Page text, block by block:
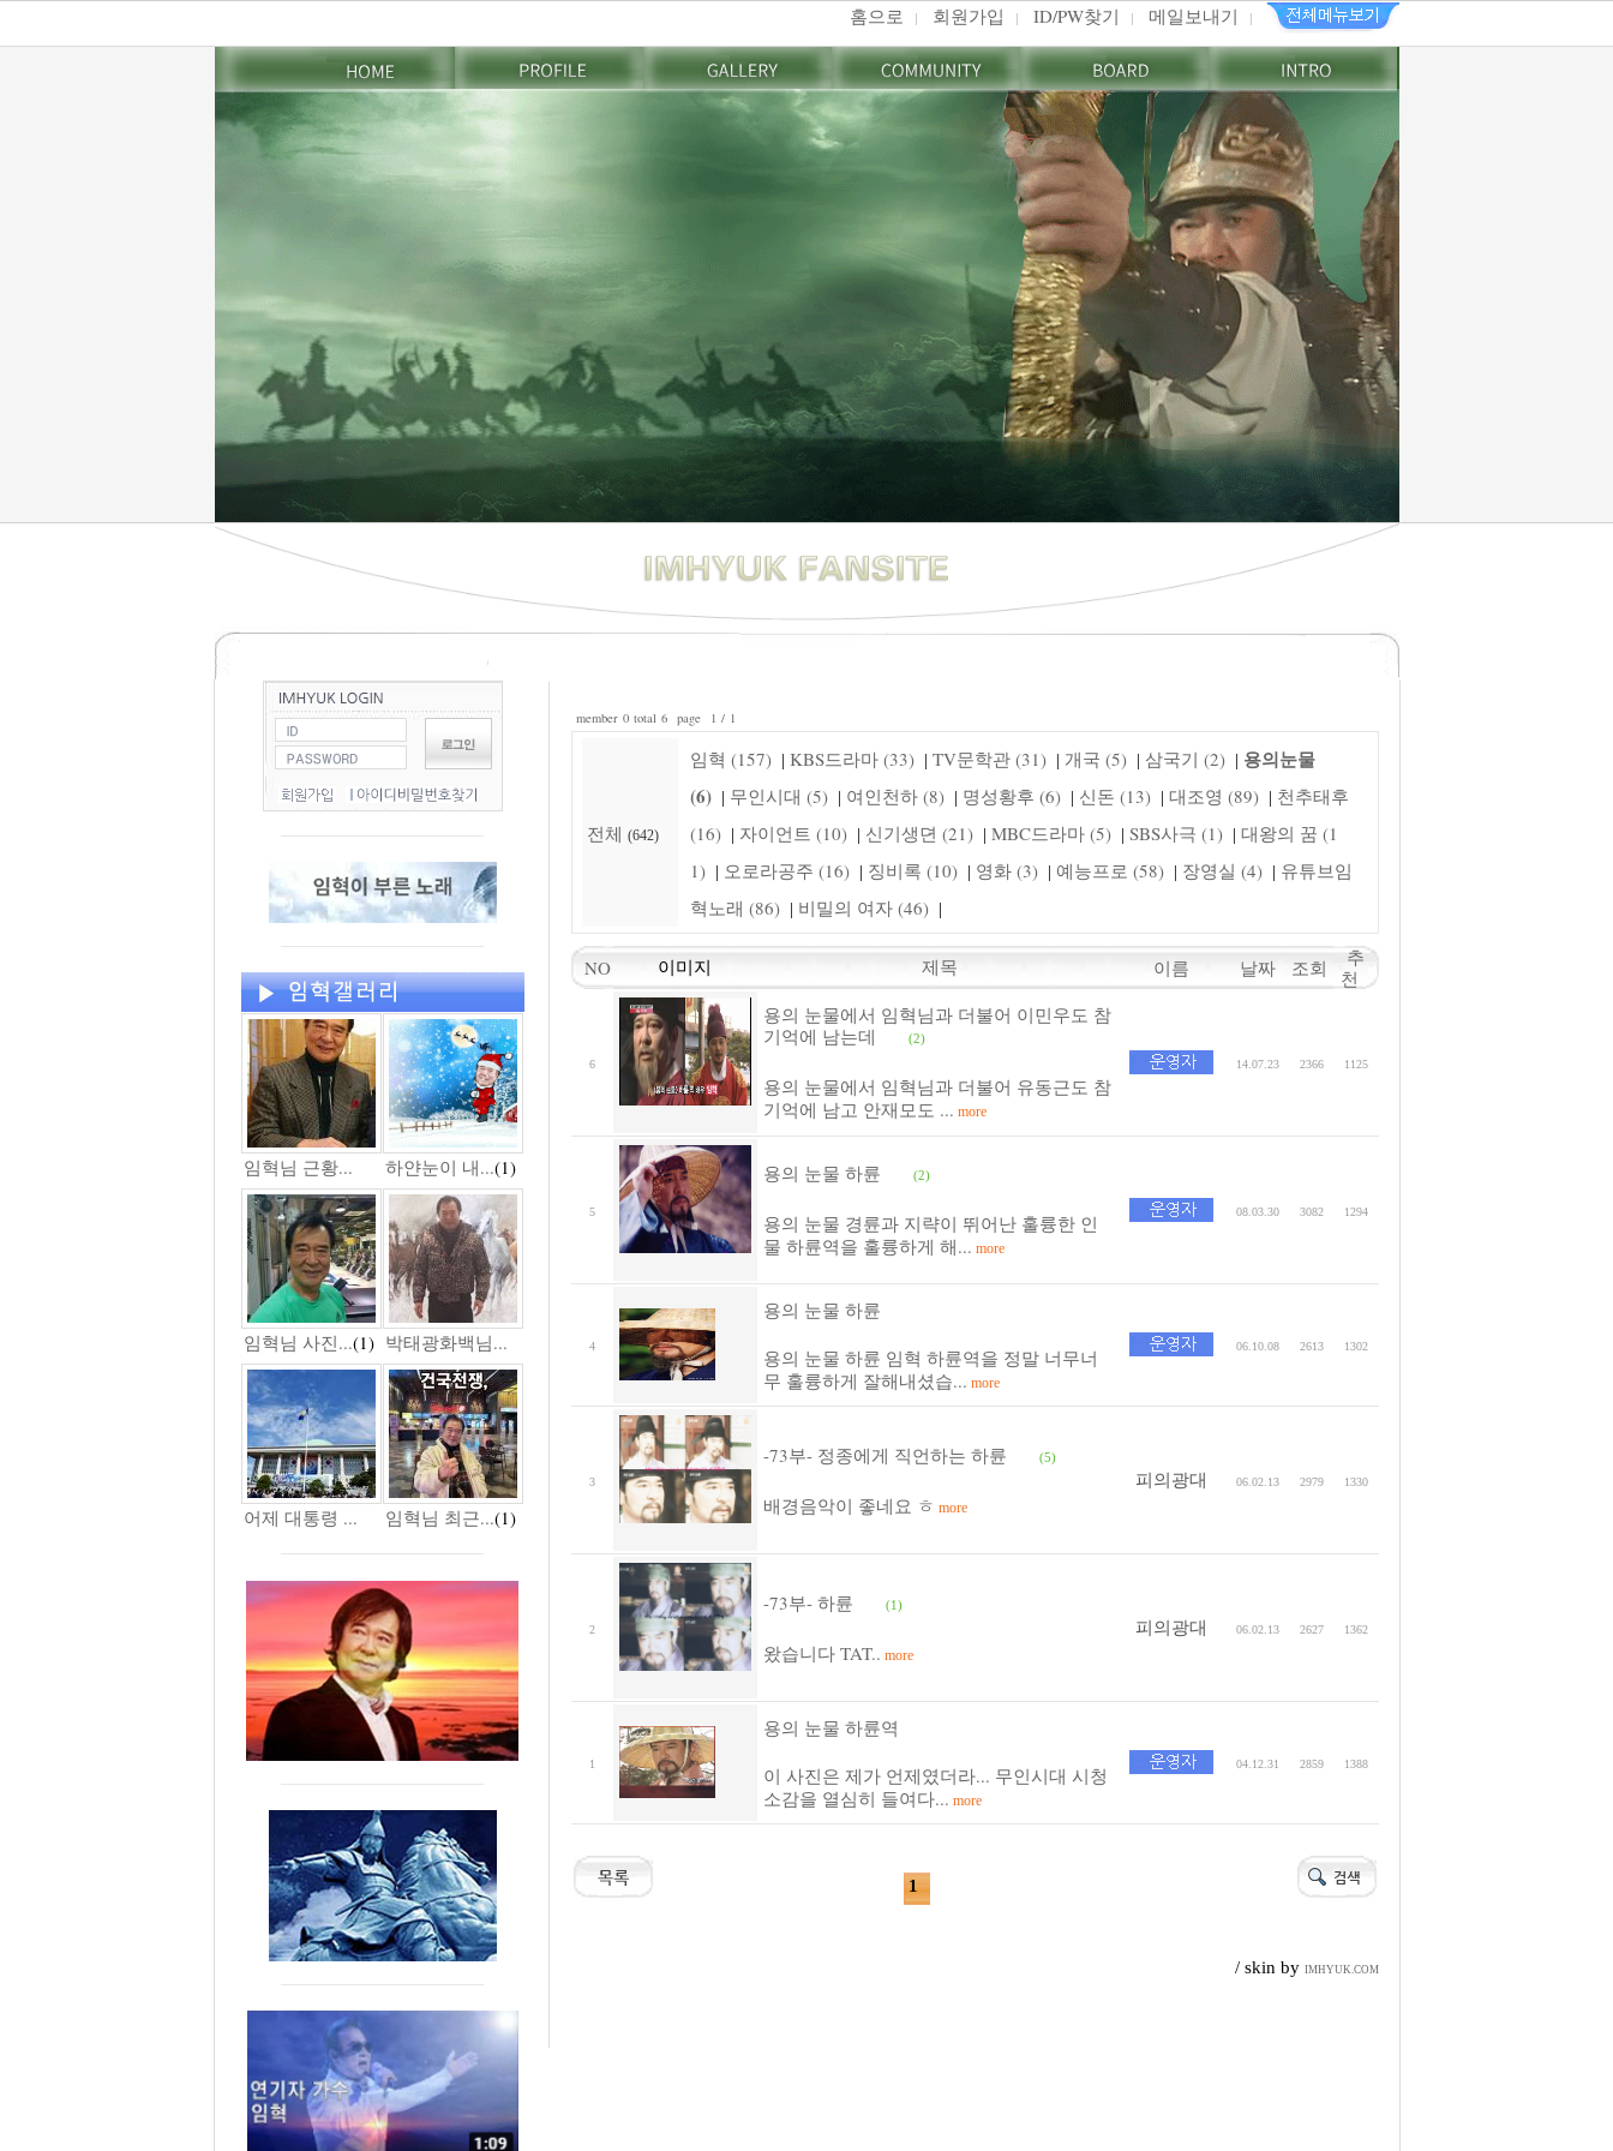
홈으로 회원가입 ID/PW찾기 메일보내기
임혁님 근황... 하얀눈이 내...(1)
임혁님 사진...(1) 박태광화백님...
어제 대통령 ... 임혁님 최근...(1)
member 0 total 6 page 1 / 1
전체 (642)
임혁 (157) | KBS드라마 (33) | TV문학관 (31) | 개국 (5) | 삼국기 (2) | 용의눈물
(6) | 무인시대 (5) | 여인천하 (8) | 명성황후 (6) | 신돈 (13) | 대조영 (89) | 천추태후
(16) | 자이언트 (10) | 신기생뎐 (21) | MBC드라마 (5) | SBS사극 (1) | 대왕의 꿈 (1
1) | 오로라공주 (16) | 징비록 (10) | 영화 (3) | 예능프로 (58) | 장영실 (4) | 유튜브임
혁노래 (86) | 비밀의 여자 (46) |
NO 이미지 제목 이름 날짜 조회
추
천
6
용의 눈물에서 임혁님과 더불어 이민우도 참
기억에 남는데
(2)
용의 눈물에서 임혁님과 더불어 유동근도 참
기억에 남고 안재모도 ... more
14.07.23 2366 1125
5
용의 눈물 하륜 (2)
용의 눈물 경륜과 지략이 뛰어난 훌륭한 인
물 하륜역을 훌륭하게 해... more
08.03.30 3082 1294
4
용의 눈물 하륜
용의 눈물 하륜 임혁 하륜역을 정말 너무너
무 훌륭하게 잘해내셨습... more
06.10.08 2613 1302
3
-73부- 정종에게 직언하는 하륜 (5)
배경음악이 좋네요 ㅎ more
피의광대 06.02.13 2979 1330
2
-73부- 하륜 (1)
왔습니다 TAT.. more
피의광대 06.02.13 2627 1362
1
용의 눈물 하륜역
이 사진은 제가 언제였더라... 무인시대 시청
소감을 열심히 들여다... more
04.12.31 2859 1388
1
/ skin by IMHYUK.COM